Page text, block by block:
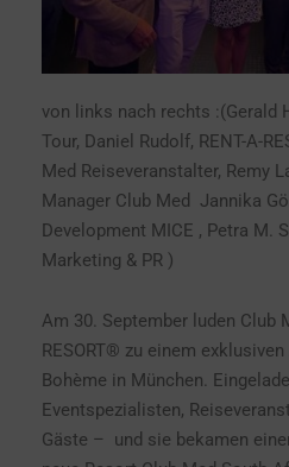
von links nach rechts :(Gerald
Tour, Daniel Rudolf, RENT-A-
Med Reiseveranstalter, Remy
Manager Club Med Jannika
Development MICE , Petra M.
Marketing & PR )
Am 30. September luden Club
RESORT® zu einem
Bohème in München.
Eventspezialisten,
Gäste – und sie bekamen